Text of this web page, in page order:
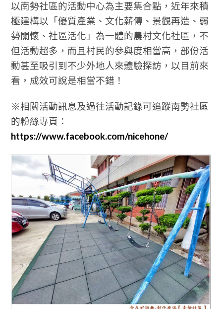
以南勢社區的活動中心為主要集合點，近年來積
極建構以「優質產業、文化薪傳、景觀再造、弱
勢關懷、社區活化」為一體的農村文化社區，不
但活動超多，而且村民的參與度相當高，部份活
動甚至吸引到不少外地人來體驗探訪，以目前來
看，成效可說是相當不錯！
※相關活動訊息及過往活動記錄可追蹤南勢社區
的粉絲專頁：
https://www.facebook.com/nicehone/